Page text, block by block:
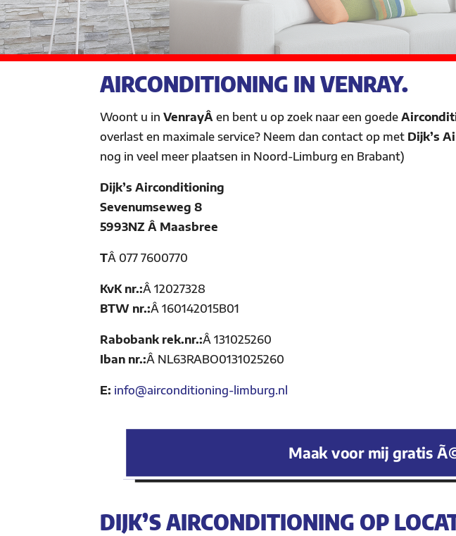
AIRCONDITIONING IN VENRAY.
Woont u in VenrayÂ en bent u op zoek naar een goede
overlast en maximale service? Neem dan contact op met Dijk’s
nog in veel meer plaatsen in Noord-Limburg en Brabant)
Dijk’s Airconditioning
Sevenumseweg 8
5993NZ Â Maasbree
TÂ 077 7600770
KvK nr.:Â 12027328
BTW nr.:Â 160142015B01
Rabobank rek.nr.:Â 131025260
Iban nr.:Â NL63RABO0131025260
E: info@airconditioning-limburg.nl
Maak voor mij gratis
DIJK’S AIRCONDITIONING OP